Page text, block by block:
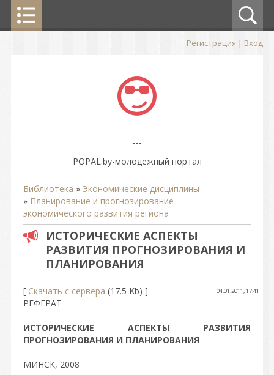
Регистрация | Вход
...
POPAL.by-молодежный портал
Библиотека » Экономические дисциплины
» Планирование и прогнозирование
экономического развития региона
ИСТОРИЧЕСКИЕ АСПЕКТЫ
РАЗВИТИЯ ПРОГНОЗИРОВАНИЯ И
ПЛАНИРОВАНИЯ
[ Скачать с сервера (17.5 Kb) ] 04.01.2011, 17:41
РЕФЕРАТ
ИСТОРИЧЕСКИЕ АСПЕКТЫ РАЗВИТИЯ
ПРОГНОЗИРОВАНИЯ И ПЛАНИРОВАНИЯ
МИНСК, 2008